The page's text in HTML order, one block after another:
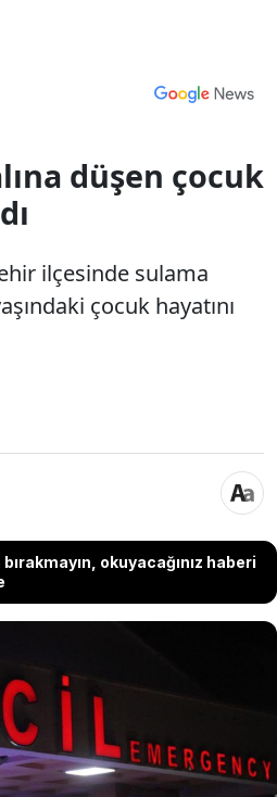
düşen çocuk
ilçesinde sulama
çocuk hayatını
okuyacağınız haberi
Viranşehir ilçesinde
kanalına düşen 12 yaşındaki
hayatını kaybetti.